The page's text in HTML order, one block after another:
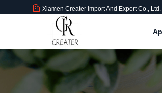
Xiamen Creater Import And Export Co., Ltd.